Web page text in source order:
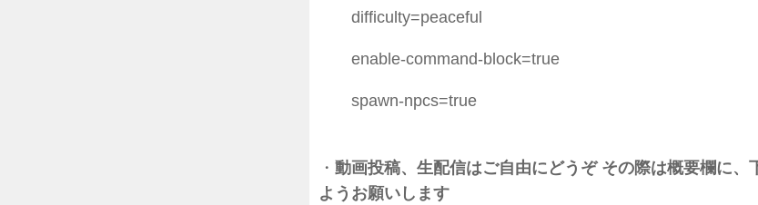
difficulty=peaceful
enable-command-block=true
spawn-npcs=true
・ 動画投稿、生配信はご自由にどうぞ その際は概要欄に、
ようお願いします